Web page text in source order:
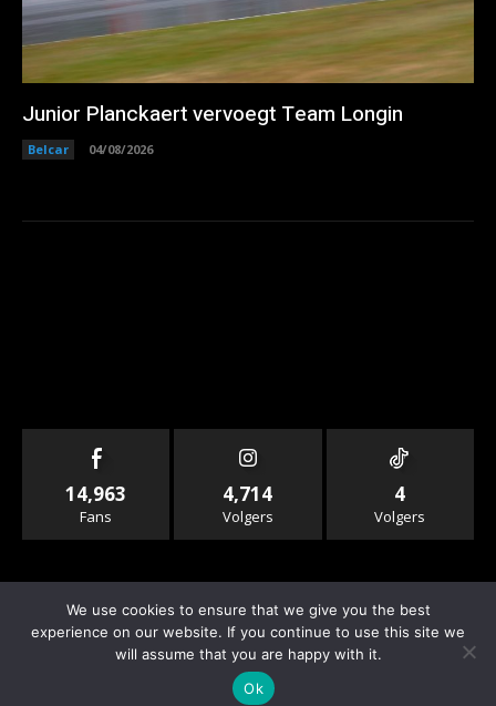
Junior Planckaert vervoegt Team Longin
Belcar 04/08/2026
14,963
Fans
4,714
Volgers
4
Volgers
Info & Contact
We use cookies to ensure that we give you the best
experience on our website. If you continue to use this site we
will assume that you are happy with it.
Ok